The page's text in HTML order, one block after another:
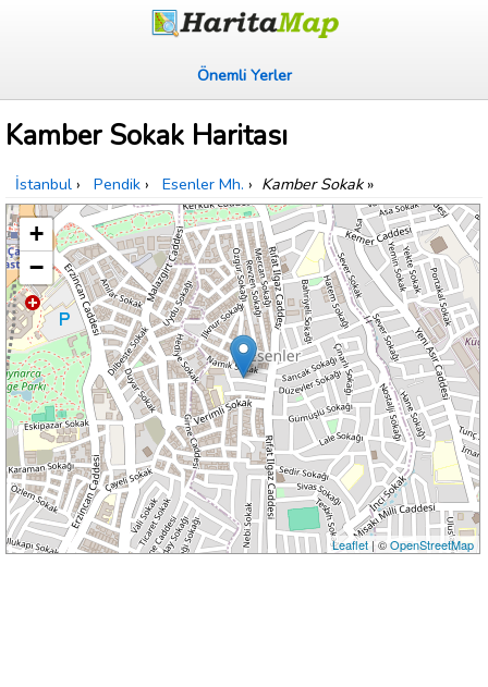
Önemli Yerler
Kamber Sokak Haritası
İstanbul › Pendik › Esenler Mh. › Kamber Sokak»
+
−
Leaflet| ©OpenStreetMap